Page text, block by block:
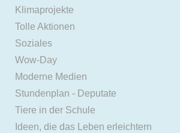
Klimaprojekte
Tolle Aktionen
Soziales
Wow-Day
Moderne Medien
Stundenplan - Deputate
Tiere in der Schule
Ideen, die das Leben erleichtern